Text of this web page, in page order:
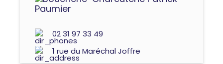
02 31 97 33 49
1 rue du Maréchal Joffre